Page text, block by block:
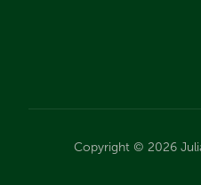
Copyright © 2026